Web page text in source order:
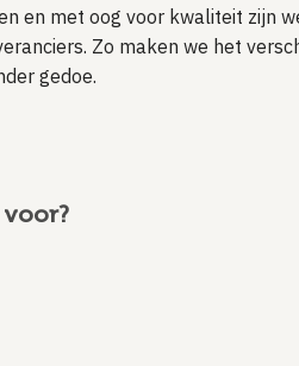
en met oog voor kwaliteit zijn
Zo maken we het
gedoe.